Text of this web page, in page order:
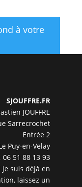
à votre
SJOUFFRE.FR
JOUFFRE
Sarrecrochet
Entrée 2
Puy-en-Velay
06 51 88 13 93
je suis déjà en
laissez un